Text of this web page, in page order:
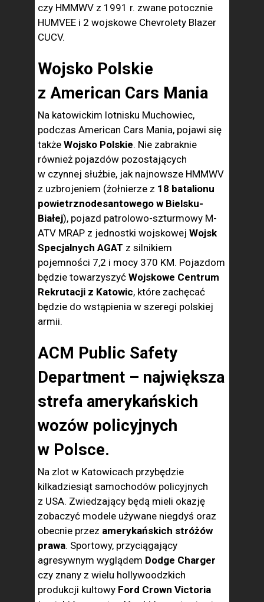
czy HMMWV z 1991 r. zwane potocznie
HUMVEE i 2 wojskowe Chevrolety Blazer
CUCV.
Wojsko Polskie
z American Cars Mania
Na katowickim lotnisku Muchowiec,
podczas American Cars Mania, pojawi się
także Wojsko Polskie. Nie zabraknie
również pojazdów pozostających
w czynnej służbie, jak najnowsze HMMWV
z uzbrojeniem (żołnierze z 18 batalionu
powietrznodesantowego w Bielsku-
Białej), pojazd patrolowo-szturmowy M-
ATV MRAP z jednostki wojskowej Wojsk
Specjalnych AGAT z silnikiem
pojemności 7,2 i mocy 370 KM. Pojazdom
będzie towarzyszyć Wojskowe Centrum
Rekrutacji z Katowic, które zachęcać
będzie do wstąpienia w szeregi polskiej
armii.
ACM Public Safety
Department – największa
strefa amerykańskich
wozów policyjnych
w Polsce.
Na zlot w Katowicach przybędzie
kilkadziesiąt samochodów policyjnych
z USA. Zwiedzający będą mieli okazję
zobaczyć modele używane niegdyś oraz
obecnie przez amerykańskich stróżów
prawa. Sportowy, przyciągający
agresywnym wyglądem Dodge Charger
czy znany z wielu hollywoodzkich
produkcji kultowy Ford Crown Victoria